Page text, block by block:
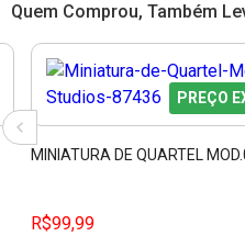
Quem Comprou, Também
PREÇO
MINIATURA DE QUARTEL
R$99,99